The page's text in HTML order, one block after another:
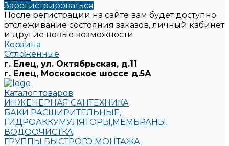
Зарегистрироваться
После регистрации на сайте вам будет доступно
отслеживание состояния заказов, личный кабинет
и другие новые возможности
Корзина
Отложенные
г. Елец, ул. Октябрьская, д.11
г. Елец, Московское шоссе д.5А
Каталог товаров
ИНЖЕНЕРНАЯ САНТЕХНИКА
БАКИ РАСШИРИТЕЛЬНЫЕ,
ГИДРОАККУМУЛЯТОРЫ,МЕМБРАНЫ.
ВОДООЧИСТКА
ГРУППЫ БЫСТРОГО МОНТАЖА